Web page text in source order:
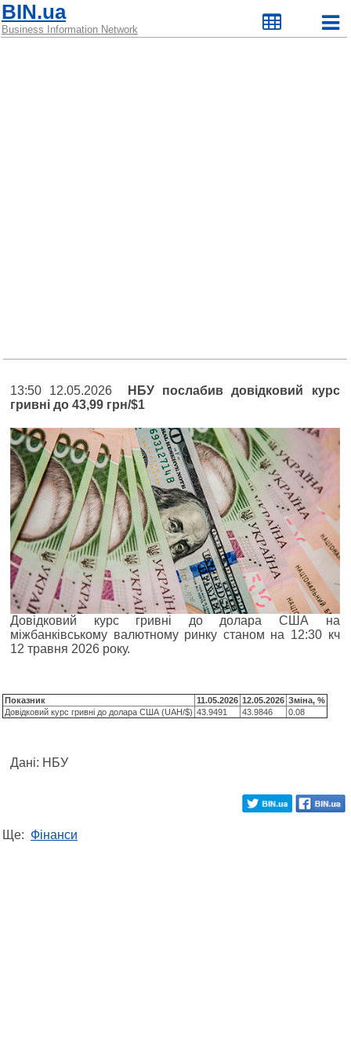
BIN.ua
Business Information Network
13:50 12.05.2026
НБУ послабив довідковий курс
гривні до 43,99 грн/$1
Довідковий курс гривні до долара США на
міжбанківському валютному ринку станом на 12:30 кч
12 травня 2026 року.
Показник 11.05.2026 12.05.2026 Зміна, %
Довідковий курс гривні до долара США (UAH/$) 43.9491 43.9846 0.08
Дані: НБУ
Ще: Фінанси